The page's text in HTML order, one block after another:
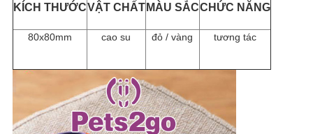
KÍCH THƯỚCVẬT CHẤT MÀU SẮCCHỨC NĂNG
80x80mm cao su đỏ / vàng tương tác